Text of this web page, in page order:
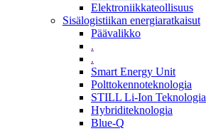
Elektroniikkateollisuus
Sisälogistiikan energiaratkaisut
Päävalikko
.
.
Smart Energy Unit
Polttokennoteknologia
STILL Li-Ion Teknologia
Hybriditeknologia
Blue-Q